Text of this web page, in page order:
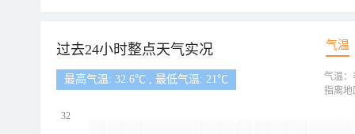
过去24小时整点天气实况 气温
最高气温: 32.6℃ , 最低气温: 21℃
32
气温：
指离地